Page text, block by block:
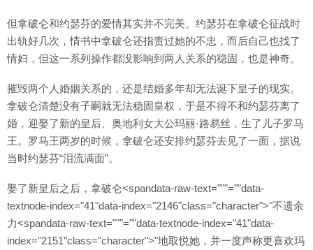
但拿破仑和约瑟芬的爱情其实并不完美。约瑟芬在拿破仑征战时
出轨好几次，情书中拿破仑还指责过她的不忠，而后自己也找了
情妇，但这一系列操作都没影响到两人关系的稳固，也是神奇。
摧毁两个人婚姻关系的，还是结婚多年却无法诞下皇子的现实。
拿破仑清楚没有子嗣就无法稳固皇权，于是不得不和约瑟芬离了
婚，迎娶了新的皇后、奥地利女大公玛丽·路易丝，生了儿子罗马
王。罗马王两岁的时候，拿破仑还安排约瑟芬去见了一面，据说
当时约瑟芬“泪流满面”。
娶了新皇后之后，拿破仑<spandata-raw-text="""=""data-
textnode-index="41"data-index="2146"class="character">"不遗余
力<spandata-raw-text="""=""data-textnode-index="41"data-
index="2151"class="character">"地取悦她，并一度声称更喜欢玛